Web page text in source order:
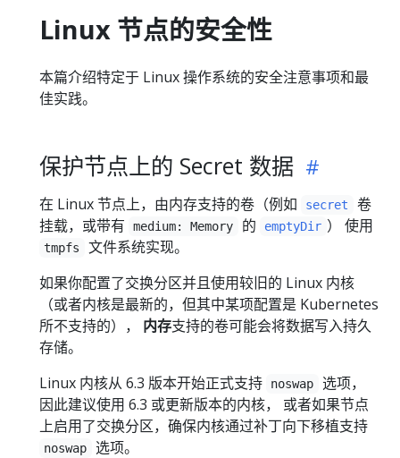
Linux 节点的安全性
本篇介绍特定于 Linux 操作系统的安全注意事项和最
佳实践。
保护节点上的 Secret 数据
在 Linux 节点上，由内存支持的卷（例如 secret
卷
挂载，或带有
medium: Memory 的 emptyDir ） 使用
tmpfs
文件系统实现。
如果你配置了交换分区并且使用较旧的 Linux 内核
（或者内核是最新的，但其中某项配置是 Kubernetes
所不支持的）， 内存支持的卷可能会将数据写入持久
存储。
Linux 内核从 6.3 版本开始正式支持
noswap
选项，
因此建议使用 6.3 或更新版本的内核， 或者如果节点
上启用了交换分区，确保内核通过补丁向下移植支持
noswap
选项。